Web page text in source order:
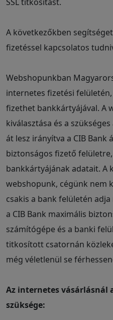
A következőkben
fizetéssel kapcsolatos
Webshopunkban
internetes fizetési felületén,
fizethet bankkártyájával. A
kiválasztása és a
át lesz irányítva a CIB
biztonságos fizető
bankkártyájának adatait. A
webshopunk, cégünk nem
csakis a bank felületén
a CIB Bank maximális
számítógépe és a banki
titkosított csatornán
még véletlenül se
Az internetes vásárlásnál
szüksége: